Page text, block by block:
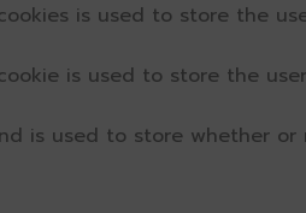
is used to store the
is used to store the
is used to store whether